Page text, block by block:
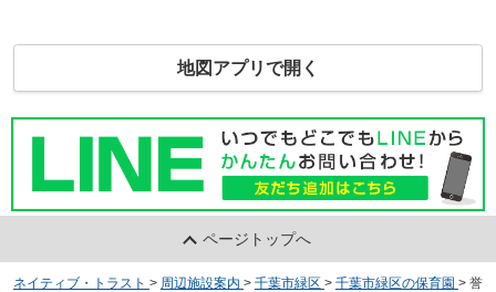
地図アプリで開く
ページトップへ
ネイティブ・トラスト > 周辺施設案内 > 千葉市緑区 > 千葉市緑区の保育園 > 誉